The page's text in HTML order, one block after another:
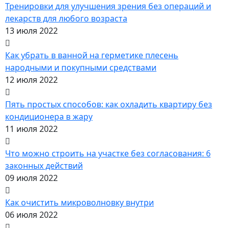
Тренировки для улучшения зрения без операций и
лекарств для любого возраста
13 июля 2022
Как убрать в ванной на герметике плесень
народными и покупными средствами
12 июля 2022
Пять простых способов: как охладить квартиру без
кондиционера в жару
11 июля 2022
Что можно строить на участке без согласования: 6
законных действий
09 июля 2022
Как очистить микроволновку внутри
06 июля 2022